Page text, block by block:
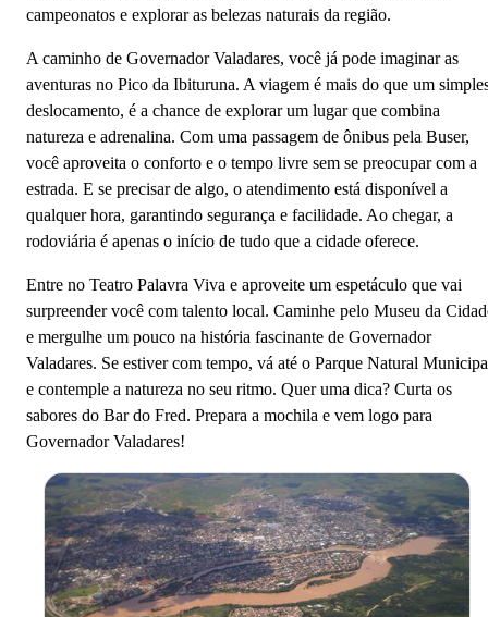
campeonatos e explorar as belezas naturais da região.
A caminho de Governador Valadares, você já pode imaginar as
aventuras no Pico da Ibituruna. A viagem é mais do que um
deslocamento, é a chance de explorar um lugar que combina
natureza e adrenalina. Com uma passagem de ônibus pela Buser,
você aproveita o conforto e o tempo livre sem se preocupar com a
estrada. E se precisar de algo, o atendimento está disponível a
qualquer hora, garantindo segurança e facilidade. Ao chegar, a
rodoviária é apenas o início de tudo que a cidade oferece.
Entre no Teatro Palavra Viva e aproveite um espetáculo que vai
surpreender você com talento local. Caminhe pelo Museu da
e mergulhe um pouco na história fascinante de Governador
Valadares. Se estiver com tempo, vá até o Parque Natural
e contemple a natureza no seu ritmo. Quer uma dica? Curta os
sabores do Bar do Fred. Prepara a mochila e vem logo para
Governador Valadares!